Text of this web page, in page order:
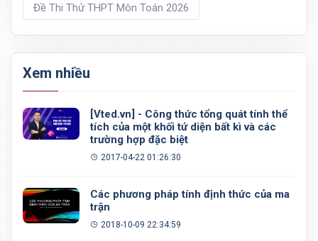
Đề Thi Thử THPT Môn Toán 2026
Xem nhiều
[Vted.vn] - Công thức tổng quát tính thể
tích của một khối tứ diện bất kì và các
trường hợp đặc biệt
2017-04-22 01:26:30
Các phương pháp tính định thức của ma
trận
2018-10-09 22:34:59